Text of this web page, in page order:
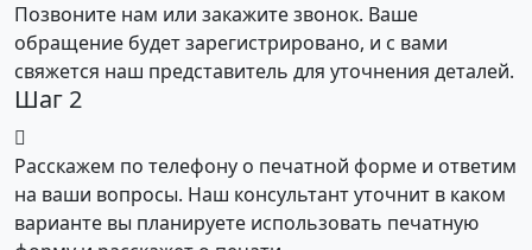
Позвоните нам или закажите звонок. Ваше
обращение будет зарегистрировано, и с вами
свяжется наш представитель для уточнения деталей.
Шаг 2
Расскажем по телефону о печатной форме и ответим
на ваши вопросы. Наш консультант уточнит в каком
варианте вы планируете использовать печатную